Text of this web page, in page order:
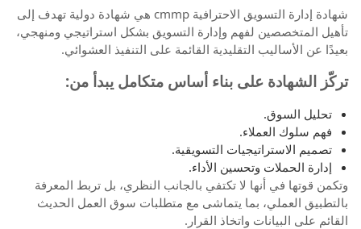
شهادة إدارة التسويق الاحترافية cmmp هي شهادة دولية تهدف إلى
تأهيل المتخصصين لفهم وإدارة التسويق بشكل استراتيجي ومنهجي،
بعيدًا عن الأساليب التقليدية القائمة على التنفيذ العشوائي.
تركّز الشهادة على بناء أساس متكامل يبدأ من:
تحليل السوق.
فهم سلوك العملاء.
تصميم الاستراتيجيات التسويقية.
إدارة الحملات وتحسين الأداء.
وتكمن قوتها في أنها لا تكتفي بالجانب النظري، بل تربط المعرفة
بالتطبيق العملي، بما يتماشى مع متطلبات سوق العمل الحديث
القائم على البيانات واتخاذ القرار.